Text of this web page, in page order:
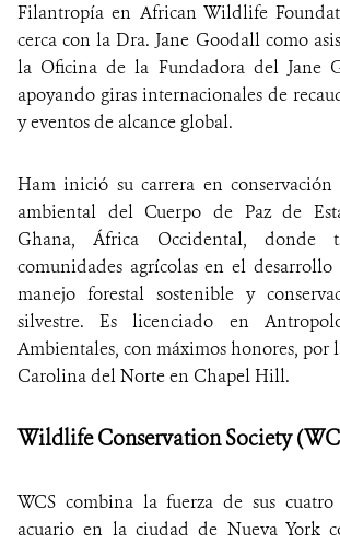
Filantropía en African Wildlife
cerca con la Dra. Jane Goodall como
la Oficina de la Fundadora del Jane
apoyando giras internacionales de
y eventos de alcance global.
Ham inició su carrera en
ambiental del Cuerpo de Paz de
Ghana, África Occidental, donde
comunidades agrícolas en el
manejo forestal sostenible y
silvestre. Es licenciado en
Ambientales, con máximos honores, por
Carolina del Norte en Chapel Hill.
Wildlife Conservation Society
WCS combina la fuerza de sus
acuario en la ciudad de Nueva York